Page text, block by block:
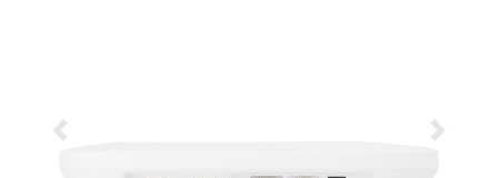
Previous Next